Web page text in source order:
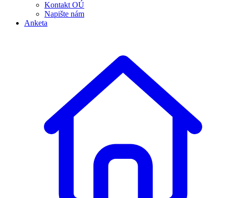
Kontakt OÚ
Napište nám
Anketa